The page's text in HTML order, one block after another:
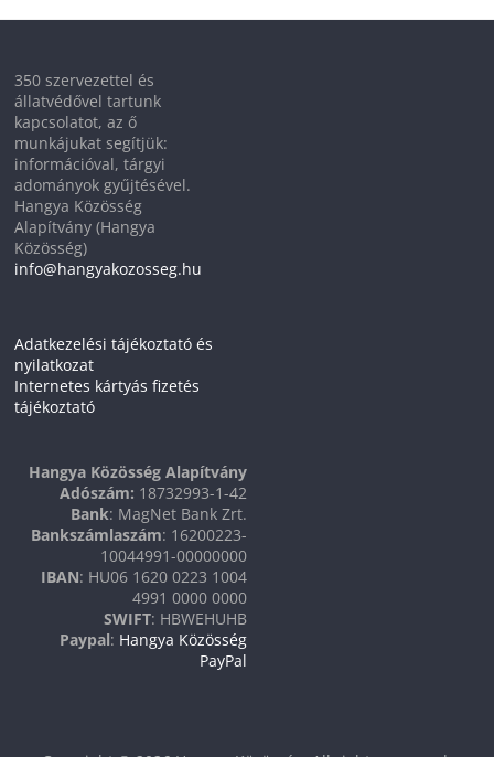
350 szervezettel és
állatvédővel tartunk
kapcsolatot, az ő
munkájukat segítjük:
információval, tárgyi
adományok gyűjtésével.
Hangya Közösség
Alapítvány (Hangya
Közösség)
info@hangyakozosseg.hu
Adatkezelési tájékoztató és
nyilatkozat
Internetes kártyás fizetés
tájékoztató
Hangya Közösség Alapítvány
Adószám: 18732993-1-42
Bank: MagNet Bank Zrt.
Bankszámlaszám: 16200223-
10044991-00000000
IBAN: HU06 1620 0223 1004
4991 0000 0000
SWIFT: HBWEHUHB
Paypal: Hangya Közösség
PayPal